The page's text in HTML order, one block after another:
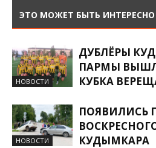
ЭТО МОЖЕТ БЫТЬ ИНТЕРЕСНО
НОВОСТИ
ДУБЛЁРЫ
ПАРМЫ
КУБКА
НОВОСТИ
ПОЯВИЛИСЬ
КУДЫМКАРА